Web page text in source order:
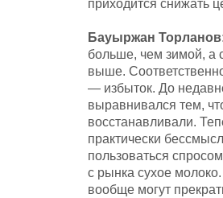
приходится снижать
Бауыржан
больше, чем зимой, а
выше.
— избыток. До
выравнивался тем,
восстанавливали.
практически
пользоваться
с рынка сухое
вообще могут